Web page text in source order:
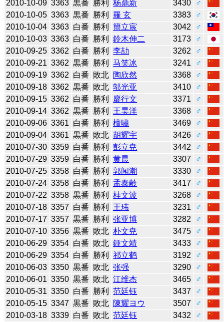
2010-10-09 3363 黒番 勝利 杨鼎新 3430
♂
2010-10-05 3363 黒番 勝利 羅 玄 3383
♂
2010-10-04 3363 白番 勝利 簡立宸 3042
♂
2010-10-03 3363 白番 勝利 鈴木伸二 3173
♂
2010-09-25 3362 白番 勝利 李劼 3262
♂
2010-09-21 3362 黒番 勝利 马笑冰 3241
♂
2010-09-19 3362 白番 敗北 陶欣然 3368
♂
2010-09-18 3362 黒番 敗北 邬光亚 3410
♂
2010-09-15 3362 白番 勝利 廖行文 3371
♂
2010-09-14 3362 黒番 勝利 王昊洋 3368
♂
2010-09-06 3361 白番 勝利 檀嘯 3469
♂
2010-09-04 3361 黒番 敗北 胡耀宇 3426
♂
2010-07-30 3359 白番 勝利 彭立尭 3442
♂
2010-07-29 3359 白番 勝利 黄晨 3307
♂
2010-07-25 3358 白番 勝利 郭闻潮 3330
♂
2010-07-24 3358 白番 勝利 孟泰齢 3417
♂
2010-07-22 3358 黒番 勝利 桂文波 3268
♂
2010-07-18 3357 白番 勝利 王玮 3231
♂
2010-07-17 3357 黒番 勝利 张亚博 3282
♂
2010-07-10 3356 黒番 敗北 朴文尭 3475
♂
2010-06-29 3354 白番 敗北 鍾文靖 3433
♂
2010-06-29 3354 白番 勝利 祁立鹤 3192
♂
2010-06-03 3350 黒番 敗北 张强 3290
♂
2010-06-01 3350 黒番 敗北 江维杰 3465
♂
2010-05-31 3350 白番 勝利 范廷钰 3437
♂
2010-05-15 3347 黒番 敗北 陳耀ヨウ 3507
♂
2010-03-18 3339 白番 敗北 范廷钰 3432
♂